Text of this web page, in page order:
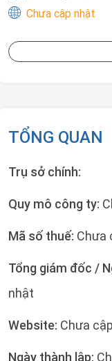
Chưa cập nhật
TỔNG QUAN
Trụ sở chính:
Quy mô công ty:
Mã số thuế: Chưa
Tổng giám đốc /
nhật
Website: Chưa
Ngày thành lập: